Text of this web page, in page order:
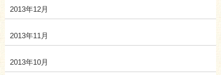
2013年12月
2013年11月
2013年10月